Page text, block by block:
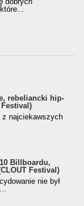
rebeliancki hip-
z najciekawszych
Billboardu,
Festival)
nie był